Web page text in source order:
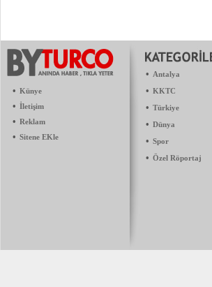
• Künye
• İletişim
• Reklam
• Sitene EKle
• Antalya
• KKTC
• Türkiye
• Dünya
• Spor
• Özel Röportaj